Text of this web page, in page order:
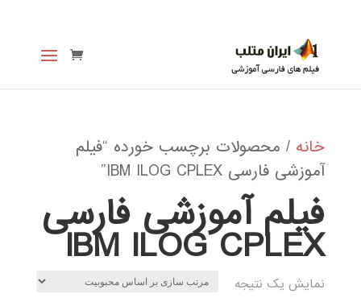
خانه / محصولات برچسب خورده “فیلم
آموزشی فارسی IBM ILOG CPLEX”
فیلم آموزشی فارسی
IBM ILOG CPLEX
نمایش یک نتیجه